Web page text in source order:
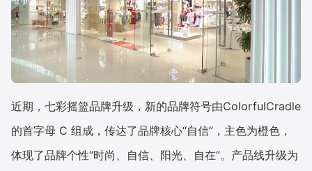
有赞云 数据通服务
近期，七彩摇篮品牌升级，新的品牌符号由ColorfulCradle
的首字母 C 组成，传达了品牌核心“自信”，主色为橙色，
体现了品牌个性“时尚、自信、阳光、自在”。产品线升级为